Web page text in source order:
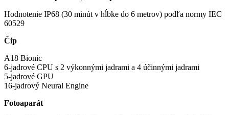
Hodnotenie IP68 (30 minút v hĺbke do 6 metrov) podľa normy IEC
60529
Čip
A18 Bionic
6-jadrové CPU s 2 výkonnými jadrami a 4 účinnými jadrami
5-jadrové GPU
16-jadrový Neural Engine
Fotoaparát